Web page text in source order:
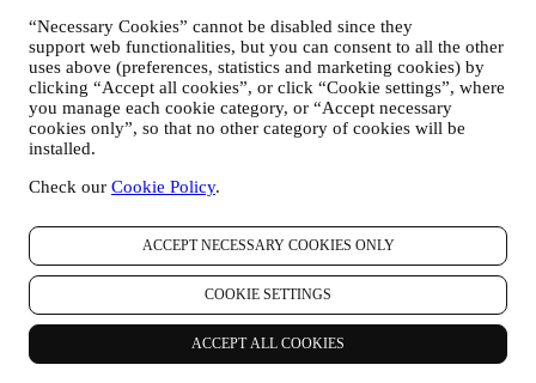
“Necessary Cookies” cannot be disabled since they
support web functionalities, but you can consent to all the other
uses above (preferences, statistics and marketing cookies) by
clicking “Accept all cookies”, or click “Cookie settings”, where
you manage each cookie category, or “Accept necessary
cookies only”, so that no other category of cookies will be
installed.
Check our Cookie Policy.
ACCEPT NECESSARY COOKIES ONLY
COOKIE SETTINGS
ACCEPT ALL COOKIES
beantwoorden die via onze Websiteformulieren of andere
kanalen worden verzonden. Deze verwerkingsactiviteit is
vereist om ons in staat te stellen onze diensten aan u te
leveren. Wij kunnen uw gegevens verwerken op basis van
ons legitiem belang (naar behoren rekening houdend met uw
rechten en vrijheden) om u opvolg-e-mails te sturen in het
geval u artikelen aan onze online winkelwagen hebt
toegevoegd zonder de aankoop af te ronden. Als u de
geen verdere opvolgingsberichten verzonden.
OM U TE INFORMEREN OVER NIEUWS OF
AANBIEDINGEN VAN LE CREUSET-PRODUCTEN
Als u ermee hebt ingestemd dat wij dit doen (bijvoorbeeld
door u aan te melden voor onze nieuwsbrief wanneer u een
account aanmaakt op de Website), dan zullen wij u
gepersonaliseerde marketingcommunicatie en nieuws sturen